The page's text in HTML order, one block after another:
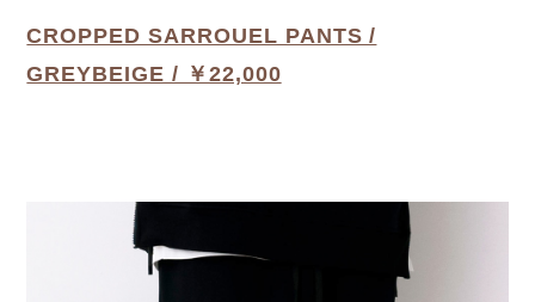
CROPPED SARROUEL PANTS /
GREYBEIGE / ￥22,000